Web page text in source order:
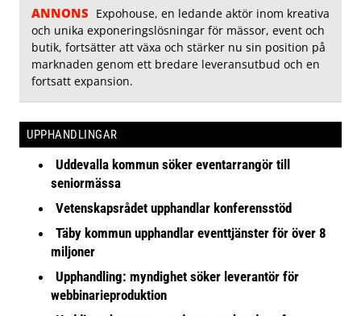
ANNONS Expohouse, en ledande aktör inom kreativa
och unika exponeringslösningar för mässor, event och
butik, fortsätter att växa och stärker nu sin position på
marknaden genom ett bredare leveransutbud och en
fortsatt expansion.
UPPHANDLINGAR
Uddevalla kommun söker eventarrangör till
seniormässa
Vetenskapsrådet upphandlar konferensstöd
Täby kommun upphandlar eventtjänster för över 8
miljoner
Upphandling: myndighet söker leverantör för
webbinarieproduktion